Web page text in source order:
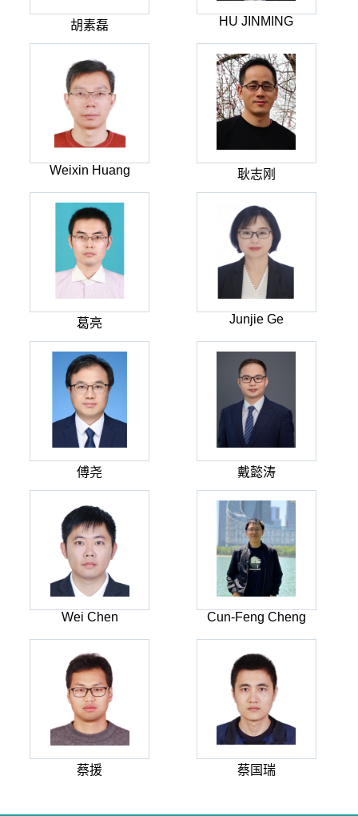
胡素磊 HU JINMING
Weixin Huang 耿志刚
葛亮 Junjie Ge
傅尧 戴懿涛
Wei Chen Cun-Feng Cheng
蔡援 蔡国瑞